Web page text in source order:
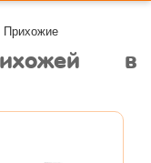
Прихожие
в